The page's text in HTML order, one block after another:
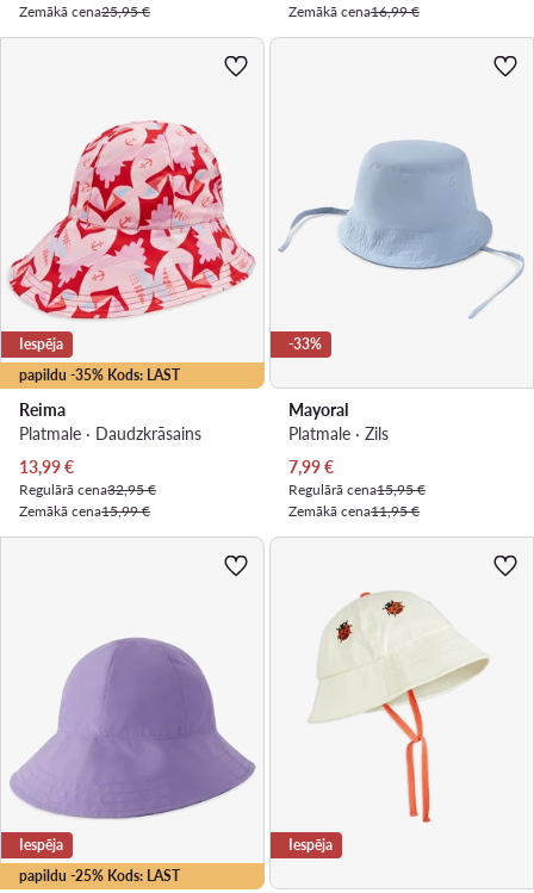
Zemākā cena25,95 €
Zemākā cena16,99 €
papildu -35% Kods: LAST
Iespēja
Reima
Platmale · Daudzkrāsains
Pašreizējā cena
13,99€
Regulārā cena32,95 €
Zemākā cena15,99 €
-33%
Mayoral
Platmale · Zils
Pašreizējā cena
7,99€
Regulārā cena15,95 €
Zemākā cena11,95 €
papildu -25% Kods: LAST
Iespēja Iespēja